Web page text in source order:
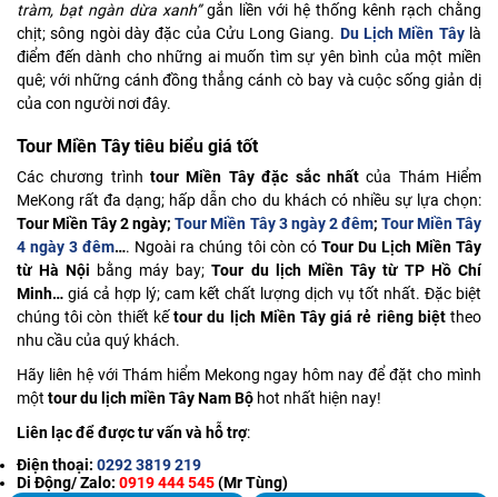
tràm, bạt ngàn dừa xanh”gắn liền với hệ thống kênh rạch chằng
chịt; sông ngòi dày đặc của Cửu Long Giang. Du Lịch Miền Tâylà
điểm đến dành cho những ai muốn tìm sự yên bình của một miền
quê; với những cánh đồng thẳng cánh cò bay và cuộc sống giản dị
của con người nơi đây.
Tour Miền Tây tiêu biểu giá tốt
Các chương trìnhtour Miền Tây đặc sắc nhấtcủa Thám Hiểm
MeKong rất đa dạng; hấp dẫn cho du khách có nhiều sự lựa chọn:
Tour Miền Tây 2 ngày;Tour Miền Tây 3 ngày 2 đêm; Tour Miền Tây
4 ngày 3 đêm…. Ngoài ra chúng tôi còn có Tour Du Lịch Miền Tây
từ Hà Nội bằng máy bay; Tour du lịch Miền Tây từ TP Hồ Chí
Minh… giá cả hợp lý; cam kết chất lượng dịch vụ tốt nhất. Đặc biệt
chúng tôi còn thiết kếtour du lịch Miền Tây giá rẻ riêng biệttheo
nhu cầu của quý khách.
Hãy liên hệ với Thám hiểm Mekong ngay hôm nay để đặt cho mình
một tour du lịch miền Tây Nam Bộ hot nhất hiện nay!
Liên lạc để được tư vấn và hỗ trợ:
Điện thoại: 0292 3819 219
Di Động/ Zalo: 0919 444 545(Mr Tùng)